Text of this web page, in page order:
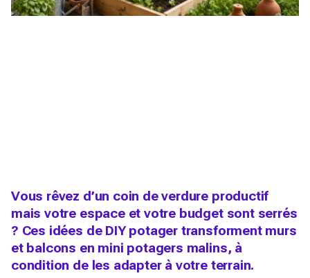
Vous rêvez d’un coin de verdure productif
mais votre espace et votre budget sont serrés
? Ces idées de DIY potager transforment murs
et balcons en mini potagers malins, à
condition de les adapter à votre terrain.